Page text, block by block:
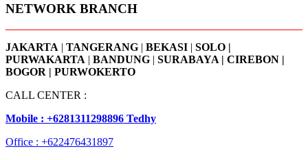
NETWORK BRANCH
JAKARTA | TANGERANG | BEKASI | SOLO |
PURWAKARTA | BANDUNG | SURABAYA | CIREBON |
BOGOR | PURWOKERTO
CALL CENTER :
Mobile : +6281311298896 Tedhy
Office : +622476431897